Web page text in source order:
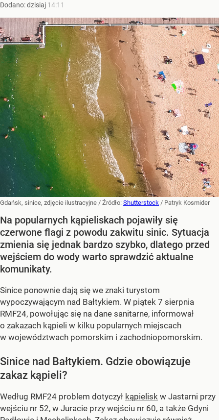
Dodano:dzisiaj 14:11
Gdańsk, sinice, zdjęcie ilustracyjne / Źródło: Shutterstock / Patryk Kosmider
Na popularnych kąpieliskach pojawiły się
czerwone flagi z powodu zakwitu sinic. Sytuacja
zmienia się jednak bardzo szybko, dlatego przed
wejściem do wody warto sprawdzić aktualne
komunikaty.
Sinice ponownie dają się we znaki turystom
wypoczywającym nad Bałtykiem. W piątek 7 sierpnia
RMF24, powołując się na dane sanitarne, informował
o zakazach kąpieli w kilku popularnych miejscach
w województwach pomorskim i zachodniopomorskim.
Sinice nad Bałtykiem. Gdzie obowiązuje
zakaz kąpieli?
Według RMF24 problem dotyczył kąpielisk w Jastarni przy
wejściu nr 52, w Juracie przy wejściu nr 60, a także Gdyni